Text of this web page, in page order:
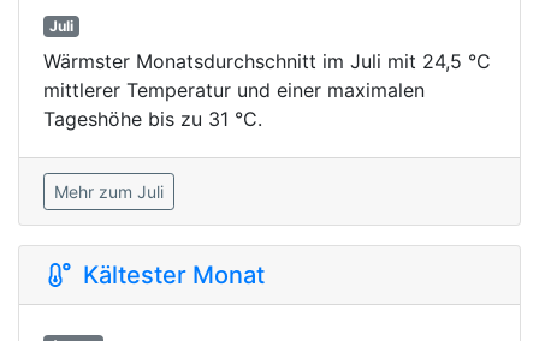
Juli
Wärmster Monatsdurchschnitt im Juli mit 24,5 °C
mittlerer Temperatur und einer maximalen
Tageshöhe bis zu 31 °C.
Mehr zum Juli
Kältester Monat